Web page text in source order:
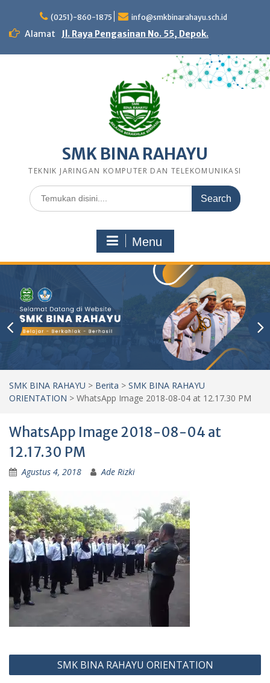
content
(0251)-860-1875 info@smkbinarahayu.sch.id
Alamat Jl. Raya Pengasinan No. 55, Depok.
SMK BINA RAHAYU
TEKNIK JARINGAN KOMPUTER DAN TELEKOMUNIKASI
Search
for:
Menu
SMK BINA RAHAYU > Berita > SMK BINA RAHAYU
ORIENTATION > WhatsApp Image 2018-08-04 at 12.17.30 PM
WhatsApp Image 2018-08-04 at
12.17.30 PM
Agustus 4, 2018 Ade Rizki
Navigasi
pos
SMK BINA RAHAYU ORIENTATION